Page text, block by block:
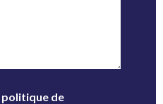
politique de